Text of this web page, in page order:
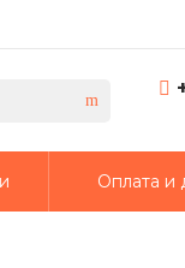
Оплата и